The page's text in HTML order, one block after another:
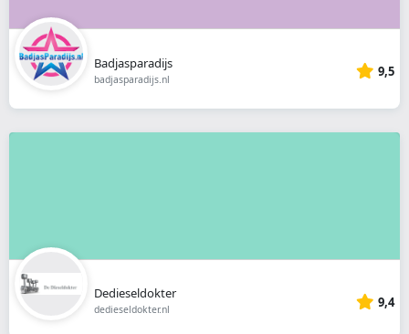
Badjasparadijs
badjasparadijs.nl 9,5
Dedieseldokter
dedieseldokter.nl 9,4